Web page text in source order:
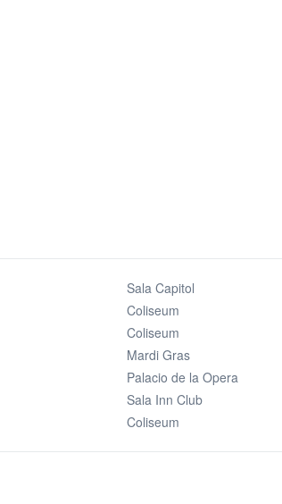
Sala Capitol
Coliseum
Coliseum
Mardi Gras
Palacio de la Opera
Sala Inn Club
Coliseum